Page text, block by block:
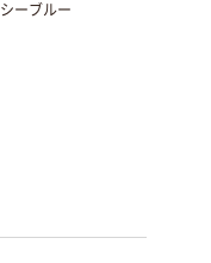
シーブルー